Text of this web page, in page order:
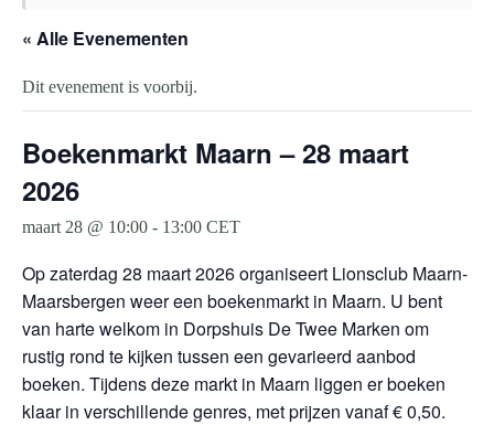
« Alle Evenementen
Dit evenement is voorbij.
Boekenmarkt Maarn – 28 maart
2026
maart 28 @ 10:00 - 13:00 CET
Op zaterdag 28 maart 2026 organiseert Lionsclub Maarn-
Maarsbergen weer een boekenmarkt in Maarn. U bent
van harte welkom in Dorpshuis De Twee Marken om
rustig rond te kijken tussen een gevarieerd aanbod
boeken. Tijdens deze markt in Maarn liggen er boeken
klaar in verschillende genres, met prijzen vanaf € 0,50.